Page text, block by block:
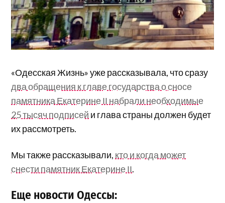
«Одесская Жизнь» уже рассказывала, что сразу
два обращения к главе государства о сносе
памятника Екатерине ІІ набрали необходимые
25 тысяч подписей и глава страны должен будет
их рассмотреть.
Мы также рассказывали, кто и когда может
снести памятник Екатерине ІІ.
Еще новости Одессы: